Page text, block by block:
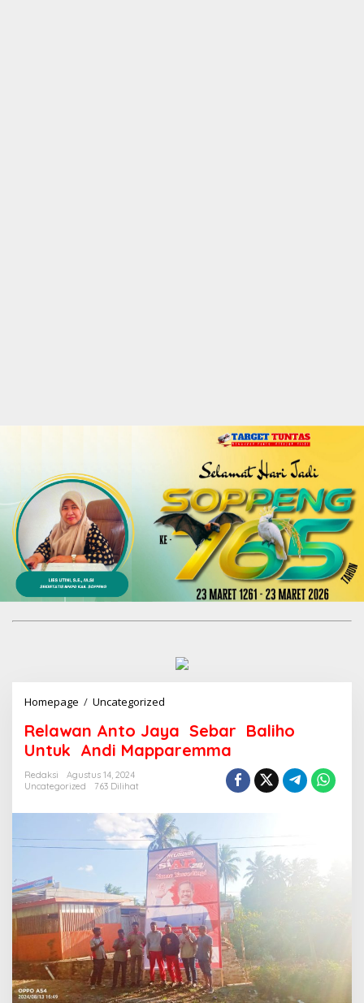
Homepage / Uncategorized
l
a
w
n
t
o
J
a
y
a
S
e
b
a
r
Relawan Anto Jaya Sebar Baliho
Untuk Andi Mapparemma
Redaksi
Agustus 14, 2024
Uncategorized
763 Dilihat